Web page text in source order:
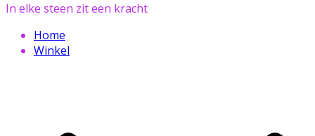
In elke steen zit een kracht
Home
Winkel